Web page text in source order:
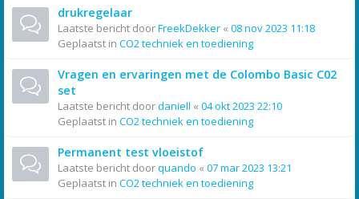
drukregelaar
Laatste bericht doorFreekDekker « 08 nov 2023 11:18
Geplaatst in CO2 techniek en toediening
Vragen en ervaringen met de Colombo Basic C02
set
Laatste bericht doordaniell « 04 okt 2023 22:10
Geplaatst in CO2 techniek en toediening
Permanent test vloeistof
Laatste bericht doorquando « 07 mar 2023 13:21
Geplaatst in CO2 techniek en toediening